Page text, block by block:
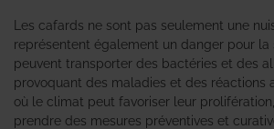
Les cafards ne sont pas seulement une
représentent également un danger pour la
peuvent transporter des bactéries et des
provoquant des maladies et des réactions
où le climat peut favoriser leur
prendre des mesures préventives et